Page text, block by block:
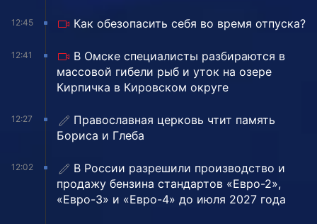
12:45 Как обезопасить себя во время отпуска?
12:41
В Омске специалисты разбираются в
массовой гибели рыб и уток на озере
Кирпичка в Кировском округе
12:27
Православная церковь чтит память
Бориса и Глеба
12:02
В России разрешили производство и
продажу бензина стандартов «Евро-2»,
«Евро-3» и «Евро-4» до июля 2027 года